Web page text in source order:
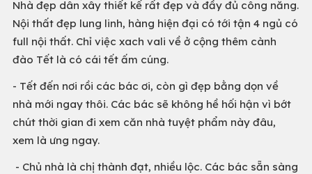
Nhà đẹp dân xây thiết kế rất đẹp và đầy đủ công năng.
Nội thất đẹp lung linh, hàng hiện đại có tới tận 4 ngủ có
full nội thất. Chỉ việc xach vali về ở cộng thêm cành
đào Tết là có cái tết ấm cúng.
- Tết đến nơi rồi các bác ơi, còn gì đẹp bằng dọn về
nhà mới ngay thôi. Các bác sẽ không hề hối hận vì bớt
chút thời gian đi xem căn nhà tuyệt phẩm này đâu,
xem là ưng ngay.
- Chủ nhà là chị thành đạt, nhiều lộc. Các bác sẵn sàng